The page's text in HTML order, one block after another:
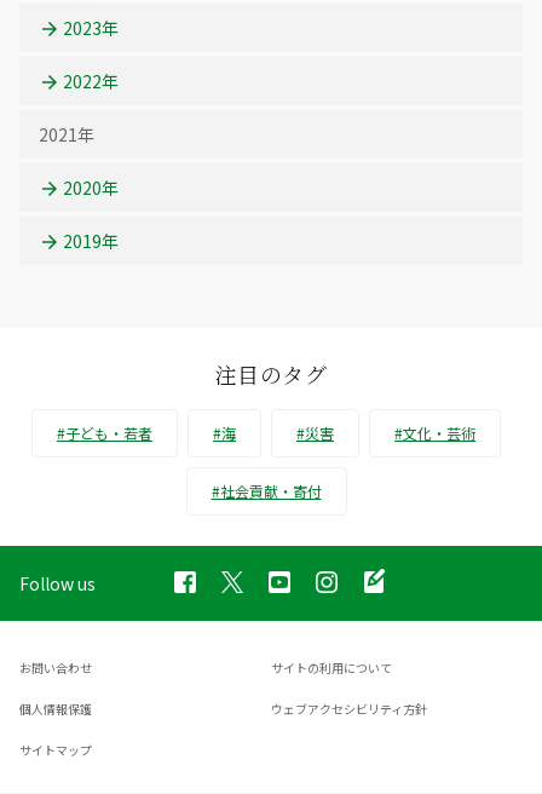
2023年
2022年
2021年
2020年
2019年
注目のタグ
#子ども・若者 #海 #災害 #文化・芸術
#社会貢献・寄付
Follow us
お問い合わせ サイトの利用について
個人情報保護 ウェブアクセシビリティ方針
サイトマップ